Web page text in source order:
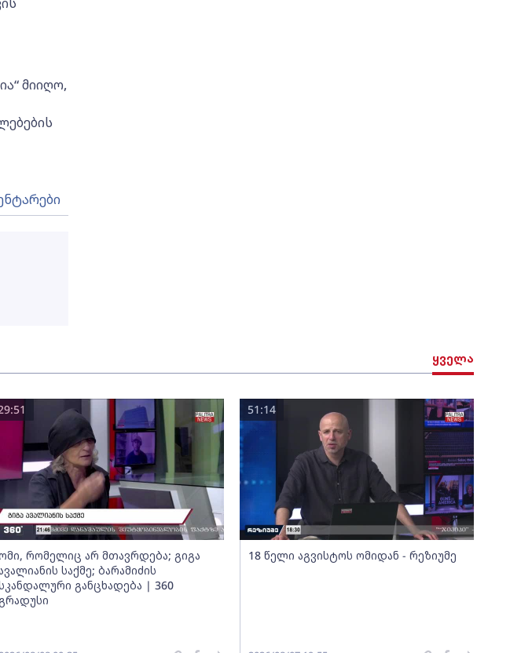
მიიღო,
ყველა
რომელიც არ მთავრდება; გიგა
საქმე; ბარამიძის
განცხადება | 360
18 წელი აგვისტოს ომიდან - რეზიუმე
51:14